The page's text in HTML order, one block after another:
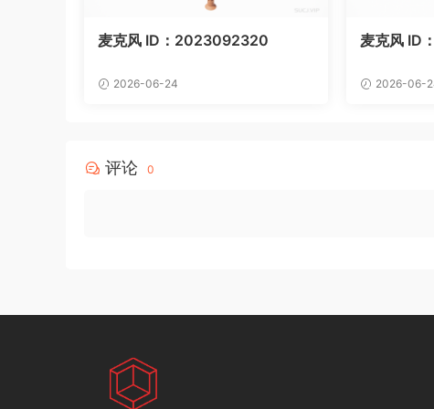
麦克风 ID：2023092320
2026-06-24
麦克风 ID
2026-06-
评论 0